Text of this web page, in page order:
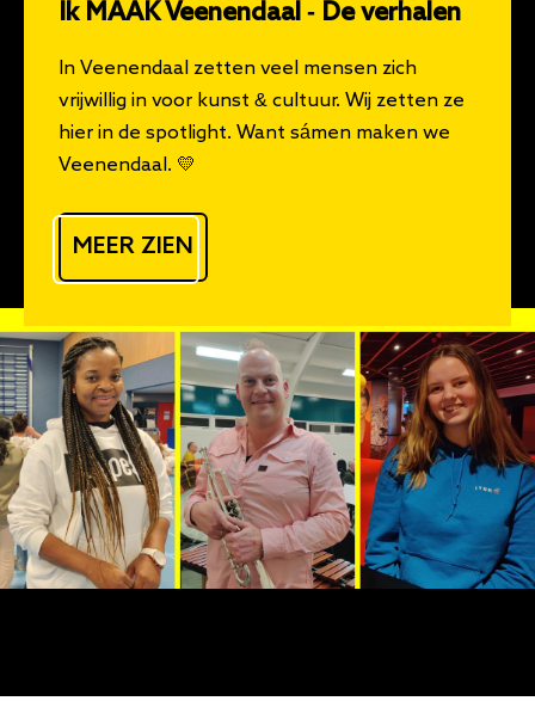
Ik MAAK Veenendaal - De verhalen
In Veenendaal zetten veel mensen zich
vrijwillig in voor kunst & cultuur. Wij zetten ze
hier in de spotlight. Want sámen maken we
Veenendaal. 💛
MEER ZIEN